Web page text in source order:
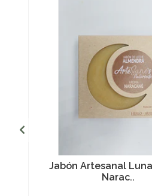
Jabón Artesanal
Narac..